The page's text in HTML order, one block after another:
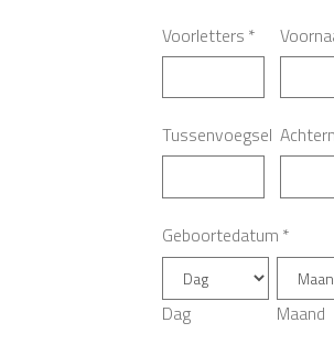
Voorletters *
Tussenvoegsel
Geboortedatum *
Dag Maand